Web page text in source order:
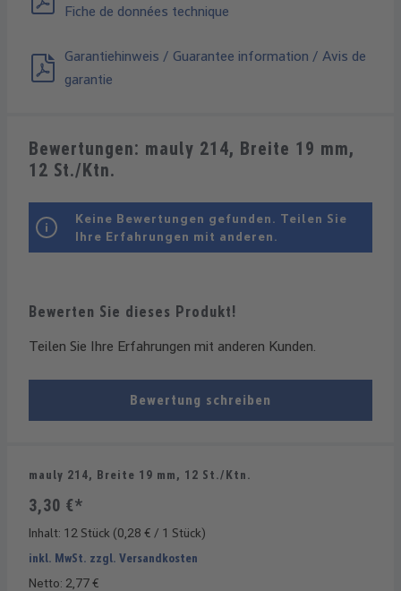
Fiche de données technique
Garantiehinweis / Guarantee information / Avis de
garantie
Bewertungen: mauly 214, Breite 19 mm,
12 St./Ktn.
Bewerten Sie dieses Produkt!
Teilen Sie Ihre Erfahrungen mit anderen Kunden.
Bewertung schreiben
Keine Bewertungen gefunden. Teilen Sie
Ihre Erfahrungen mit anderen.
mauly 214, Breite 19 mm, 12 St./Ktn.
3,30 €*
Inhalt: 12 Stück (0,28 € / 1 Stück)
inkl. MwSt. zzgl. Versandkosten
Netto: 2,77 €